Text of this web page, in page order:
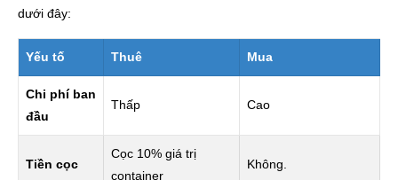
dưới đây:
Yếu tố Thuê Mua
Chi phí ban
đầu
Thấp Cao
Tiền cọc
Cọc 10% giá trị
container
Không.